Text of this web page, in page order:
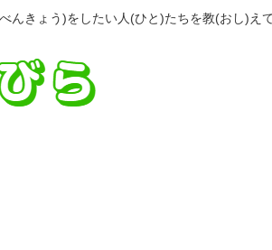
んきょう)をしたい人(ひと)たちを教(おし)え